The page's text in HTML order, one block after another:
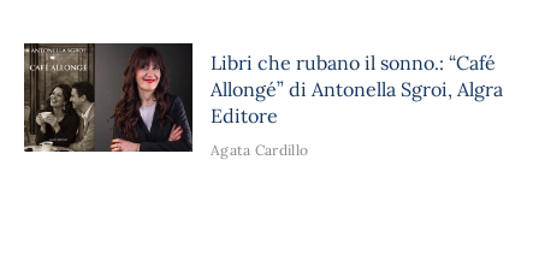
Libri che rubano il sonno.: “Café
Allongé” di Antonella Sgroi, Algra
Editore
Agata Cardillo